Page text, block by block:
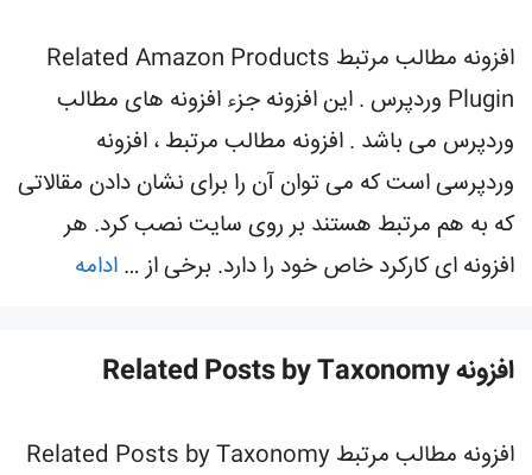
افزونه مطالب مرتبط Related Amazon Products
Plugin وردپرس . این افزونه جزء افزونه های مطالب
وردپرس می باشد . افزونه مطالب مرتبط ، افزونه
وردپرسی است که می توان آن را برای نشان دادن مقالاتی
که به هم مرتبط هستند بر روی سایت نصب کرد. هر
افزونه ای کارکرد خاص خود را دارد. برخی از … ادامه
افزونه Related Posts by Taxonomy
افزونه مطالب مرتبط Related Posts by Taxonomy